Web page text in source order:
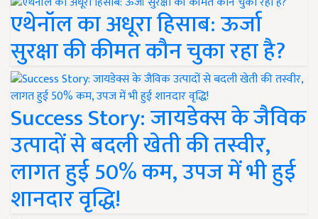
एथेनॉल का अधूरा हिसाब: ऊर्जा
सुरक्षा की कीमत कौन चुका रहा है?
Success Story: जायडेक्स के जैविक
उत्पादों से बदली खेती की तस्वीर,
लागत हुई 50% कम, उपज में भी हुई
शानदार वृद्धि!